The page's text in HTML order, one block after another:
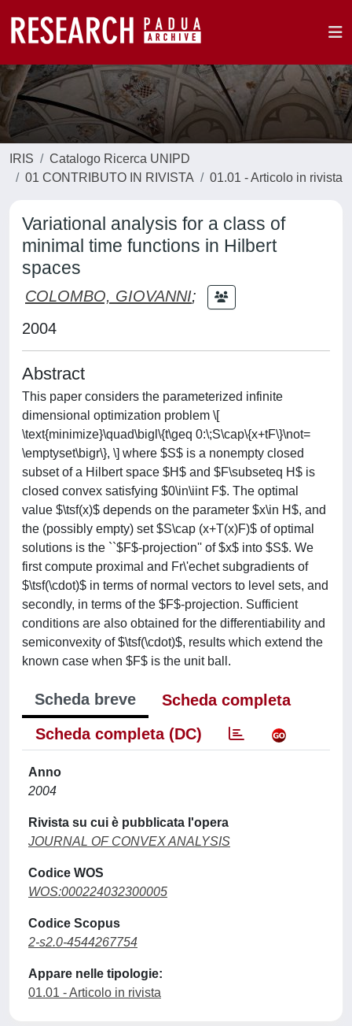
IRIS
Catalogo Ricerca UNIPD
01 CONTRIBUTO IN RIVISTA
01.01 - Articolo in rivista
Variational analysis for a class of
minimal time functions in Hilbert
spaces
COLOMBO, GIOVANNI;
2004
Abstract
This paper considers the parameterized infinite
dimensional optimization problem \[
\text{minimize}\quad\bigl\{t\geq 0:\;S\cap\{x+tF\}\not=
\emptyset\bigr\}, \] where $S$ is a nonempty closed
subset of a Hilbert space $H$ and $F\subseteq H$ is
closed convex satisfying $0\in\iint F$. The optimal
value $\tsf(x)$ depends on the parameter $x\in H$, and
the (possibly empty) set $S\cap (x+T(x)F)$ of optimal
solutions is the ``$F$-projection'' of $x$ into $S$. We
first compute proximal and Fr\'echet subgradients of
$\tsf(\cdot)$ in terms of normal vectors to level sets, and
secondly, in terms of the $F$-projection. Sufficient
conditions are also obtained for the differentiability and
semiconvexity of $\tsf(\cdot)$, results which extend the
known case when $F$ is the unit ball.
Scheda breve
Scheda completa
Scheda completa (DC)
Anno
2004
Rivista su cui è pubblicata l'opera
JOURNAL OF CONVEX ANALYSIS
Codice WOS
WOS:000224032300005
Codice Scopus
2-s2.0-4544267754
Appare nelle tipologie:
01.01 - Articolo in rivista